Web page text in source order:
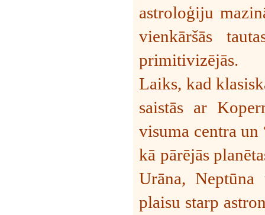
astroloģiju
vienkāršās
primitivizējās.
Laiks, kad
saistās ar
visuma centra un
kā pārējās
Urāna,
plaisu starp